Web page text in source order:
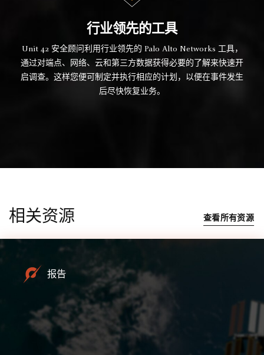
行业领先的工具
Unit 42 安全顾问利用行业领先的 Palo Alto Networks 工具，
通过对端点、网络、云和第三方数据获得必要的了解来快速开
启调查。这样您便可制定并执行相应的计划，以便在事件发生
后尽快恢复业务。
相关资源 查看所有资源
报告